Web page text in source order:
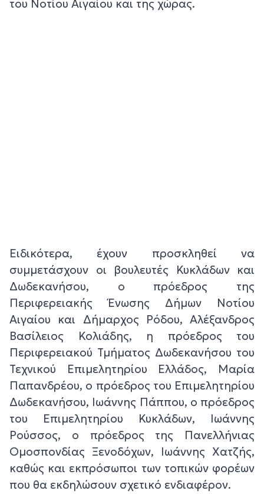
του Νοτίου Αιγαίου και της χώρας.
Ειδικότερα, έχουν προσκληθεί να
συμμετάσχουν οι βουλευτές Κυκλάδων και
Δωδεκανήσου, ο πρόεδρος της
Περιφερειακής Ένωσης Δήμων Νοτίου
Αιγαίου και Δήμαρχος Ρόδου, Αλέξανδρος
Βασίλειος Κολιάδης, η πρόεδρος του
Περιφερειακού Τμήματος Δωδεκανήσου του
Τεχνικού Επιμελητηρίου Ελλάδος, Μαρία
Παπανδρέου, ο πρόεδρος του Επιμελητηρίου
Δωδεκανήσου, Ιωάννης Πάππου, ο πρόεδρος
του Επιμελητηρίου Κυκλάδων, Ιωάννης
Ρούσσος, ο πρόεδρος της Πανελλήνιας
Ομοσπονδίας Ξενοδόχων, Ιωάννης Χατζής,
καθώς και εκπρόσωποι των τοπικών φορέων
που θα εκδηλώσουν σχετικό ενδιαφέρον.